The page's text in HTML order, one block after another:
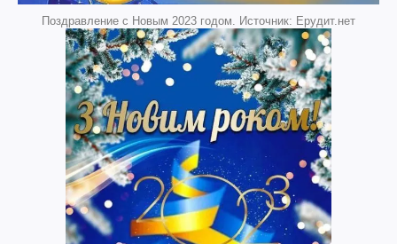
Поздравление с Новым 2023 годом. Источник: Ерудит.нет